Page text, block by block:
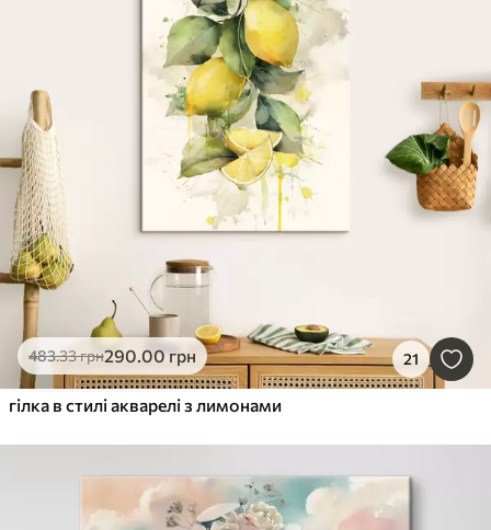
483.33грн290.00грн 21
гілка в стилі акварелі з лимонами